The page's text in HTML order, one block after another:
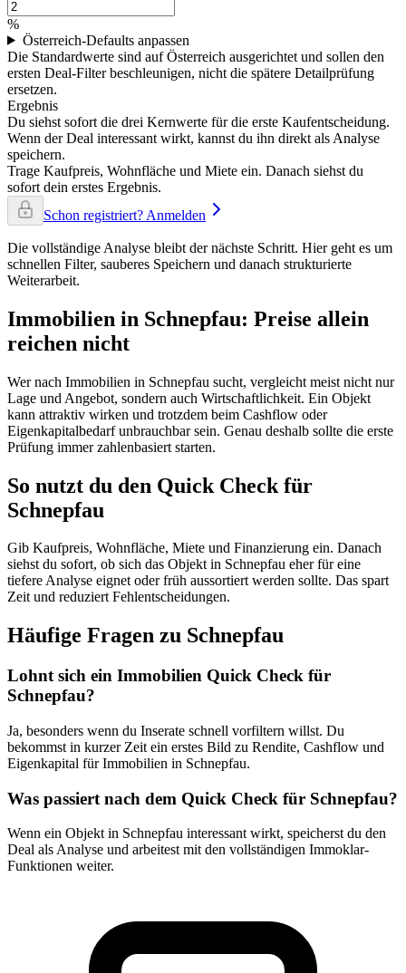
%
Österreich-Defaults anpassen
Die Standardwerte sind auf Österreich ausgerichtet und sollen den
ersten Deal-Filter beschleunigen, nicht die spätere Detailprüfung
ersetzen.
Ergebnis
Du siehst sofort die drei Kernwerte für die erste Kaufentscheidung.
Wenn der Deal interessant wirkt, kannst du ihn direkt als Analyse
speichern.
Trage Kaufpreis, Wohnfläche und Miete ein. Danach siehst du
sofort dein erstes Ergebnis.
Schon registriert? Anmelden
Die vollständige Analyse bleibt der nächste Schritt. Hier geht es um
schnellen Filter, sauberes Speichern und danach strukturierte
Weiterarbeit.
Immobilien in Schnepfau: Preise allein
reichen nicht
Wer nach Immobilien in Schnepfau sucht, vergleicht meist nicht nur
Lage und Angebot, sondern auch Wirtschaftlichkeit. Ein Objekt
kann attraktiv wirken und trotzdem beim Cashflow oder
Eigenkapitalbedarf unbrauchbar sein. Genau deshalb sollte die erste
Prüfung immer zahlenbasiert starten.
So nutzt du den Quick Check für
Schnepfau
Gib Kaufpreis, Wohnfläche, Miete und Finanzierung ein. Danach
siehst du sofort, ob sich das Objekt in Schnepfau eher für eine
tiefere Analyse eignet oder früh aussortiert werden sollte. Das spart
Zeit und reduziert Fehlentscheidungen.
Häufige Fragen zu Schnepfau
Lohnt sich ein Immobilien Quick Check für
Schnepfau?
Ja, besonders wenn du Inserate schnell vorfiltern willst. Du
bekommst in kurzer Zeit ein erstes Bild zu Rendite, Cashflow und
Eigenkapital für Immobilien in Schnepfau.
Was passiert nach dem Quick Check für Schnepfau?
Wenn ein Objekt in Schnepfau interessant wirkt, speicherst du den
Deal als Analyse und arbeitest mit den vollständigen Immoklar-
Funktionen weiter.